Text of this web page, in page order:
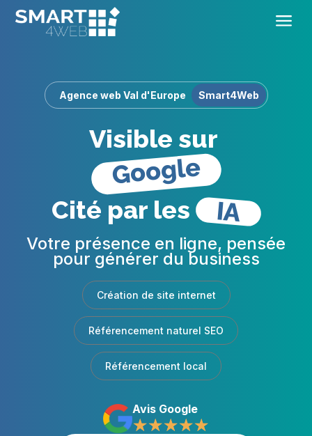
a
Agence web Val d'Europe Smart4Web
Visible sur
Google
Cité par les IA
Votre présence en ligne, pensée
pour générer du business
Création de site internet
Référencement naturel SEO
Référencement local
Avis Google
☆☆☆☆☆